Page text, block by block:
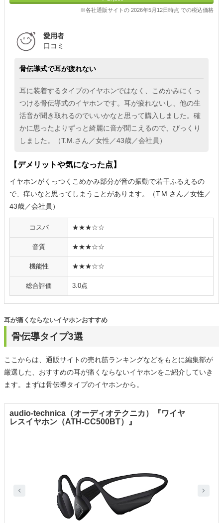
※各社通販サイトの 2026年5月12日時点 での税込価格
愛用者
口コミ
骨伝導式で耳が疲れない
耳に装着するタイプのイヤホンではなく、こめかみにくっ
つける骨伝導式のイヤホンです。耳が疲れないし、他の生
活音が聞き取れるのでいいかなと思って購入しました。確
かに思ったよりずっと綺麗に音が聞こえるので、びっくり
しました。（T.M.さん／女性／43歳／会社員）
【デメリットや気になった点】
イヤホンがくっつくこめかみ部分が音の振動で若干ふるえるの
で、痒いなと思ってしまうことがあります。（T.M.さん／女性／
43歳／会社員）
コスパ ★★★☆☆
音質 ★★★☆☆
機能性 ★★★☆☆
総合評価 3.0点
骨伝導タイプ3選
耳が痛くならないイヤホンおすすめ
ここからは、通販サイトの売れ筋ランキングなどをもとに編集部が
厳選した、おすすめの耳が痛くならないイヤホンをご紹介していき
ます。まずは骨伝導タイプのイヤホンから。
audio-technica（オーディオテクニカ）『ワイヤ
レスイヤホン（ATH-CC500BT）』